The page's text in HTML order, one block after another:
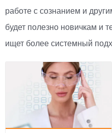
работе с сознанием и
будет полезно новичкам и
ищет более системный